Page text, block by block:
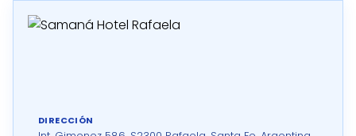
DIRECCIÓN